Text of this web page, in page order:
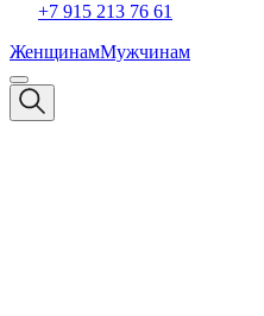
+7 915 213 76 61
ЖенщинамМужчинам